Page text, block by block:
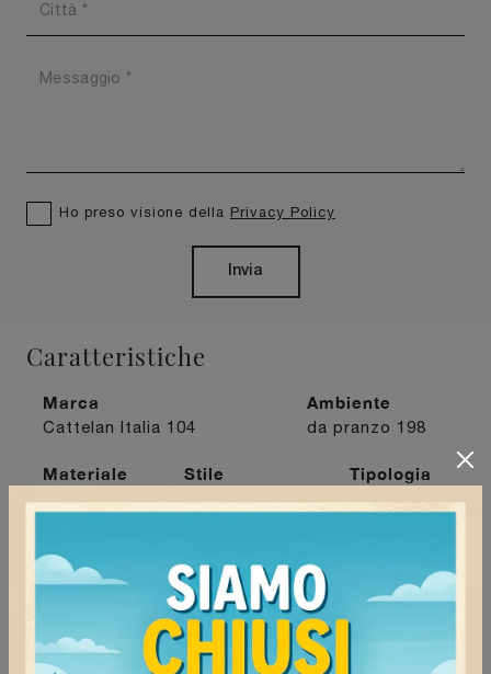
Ho preso visione della Privacy Policy
Invia
Caratteristiche
Marca
Cattelan Italia 104
Ambiente
da pranzo 198
Materiale
in pelle
Stile
moderne244
Tipologia
Milano Mortara 172 Pavia